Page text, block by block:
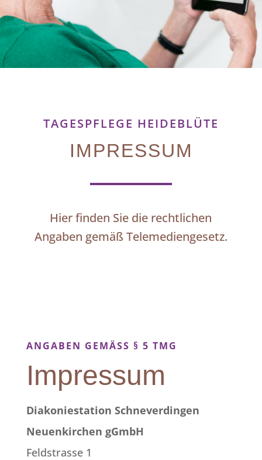
TAGESPFLEGE HEIDEBLÜTE
IMPRESSUM
Hier finden Sie die rechtlichen
Angaben gemäß Telemediengesetz.
ANGABEN GEMÄSS § 5 TMG
Impressum
Diakoniestation Schneverdingen
Neuenkirchen gGmbH
Feldstrasse 1